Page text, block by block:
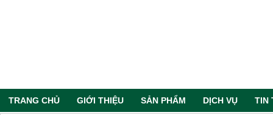
TRANG CHỦ GIỚI THIỆU SẢN PHẨM DỊCH VỤ TIN